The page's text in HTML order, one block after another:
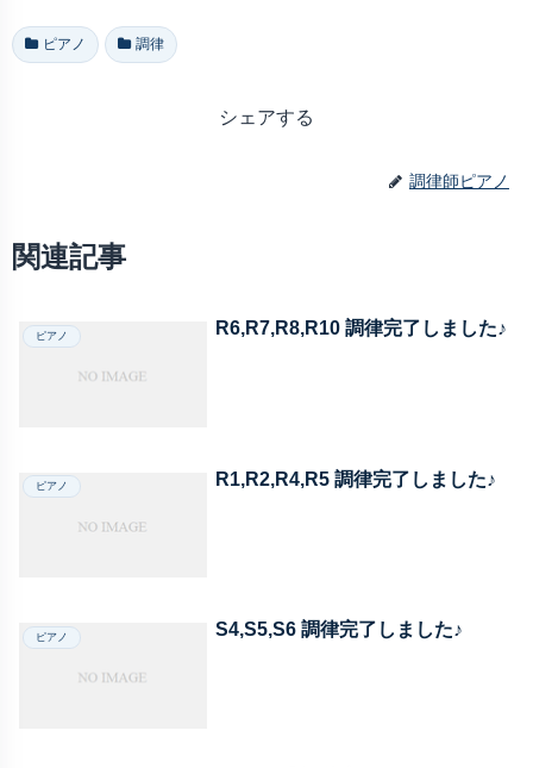
ピアノ 調律
シェアする
調律師ピアノ
関連記事
ピアノ R6,R7,R8,R10 調律完了しました♪
ピアノ R1,R2,R4,R5 調律完了しました♪
ピアノ S4,S5,S6 調律完了しました♪